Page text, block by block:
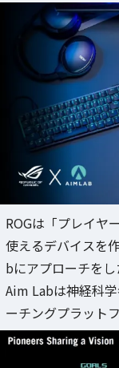
ROGは「プレイヤ
使えるデバイスを
bにアプローチをし
Aim Labは神経科
ーチングプラット